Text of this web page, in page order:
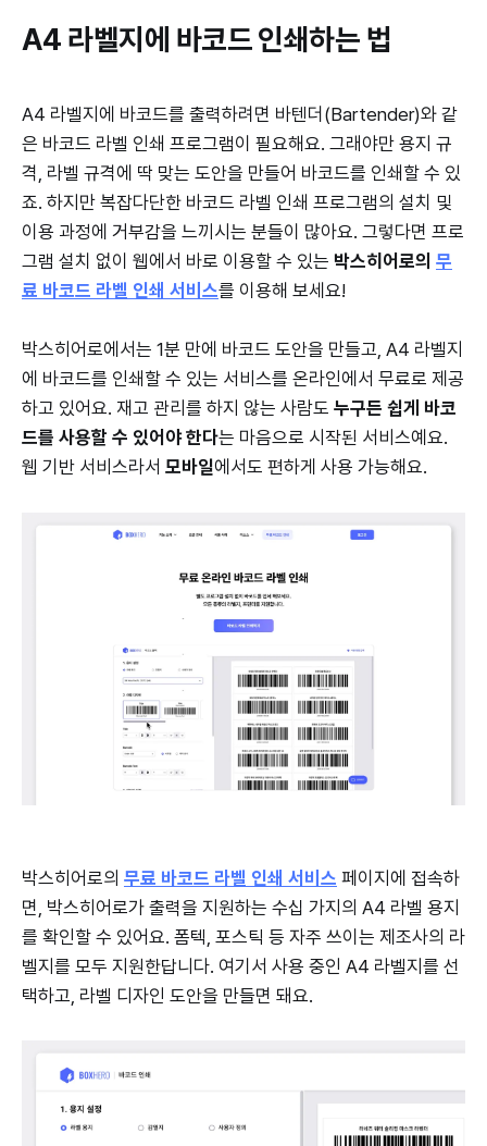
A4 라벨지에 바코드 인쇄하는 법
A4 라벨지에 바코드를 출력하려면 바텐더(Bartender)와 같
은 바코드 라벨 인쇄 프로그램이 필요해요. 그래야만 용지 규
격, 라벨 규격에 딱 맞는 도안을 만들어 바코드를 인쇄할 수 있
죠. 하지만 복잡다단한 바코드 라벨 인쇄 프로그램의 설치 및
이용 과정에 거부감을 느끼시는 분들이 많아요. 그렇다면 프로
그램 설치 없이 웹에서 바로 이용할 수 있는 박스히어로의 무
료 바코드 라벨 인쇄 서비스를 이용해 보세요!
박스히어로에서는 1분 만에 바코드 도안을 만들고, A4 라벨지
에 바코드를 인쇄할 수 있는 서비스를 온라인에서 무료로 제공
하고 있어요. 재고 관리를 하지 않는 사람도 누구든 쉽게 바코
드를 사용할 수 있어야 한다는 마음으로 시작된 서비스예요.
웹 기반 서비스라서 모바일에서도 편하게 사용 가능해요.
박스히어로의 무료 바코드 라벨 인쇄 서비스 페이지에 접속하
면, 박스히어로가 출력을 지원하는 수십 가지의 A4 라벨 용지
를 확인할 수 있어요. 폼텍, 포스틱 등 자주 쓰이는 제조사의 라
벨지를 모두 지원한답니다. 여기서 사용 중인 A4 라벨지를 선
택하고, 라벨 디자인 도안을 만들면 돼요.